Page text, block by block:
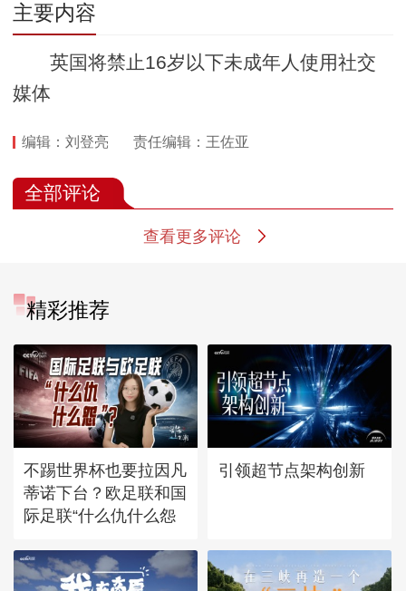
主要内容
英国将禁止16岁以下未成年人使用社交
媒体
编辑：刘登亮 责任编辑：王佐亚
全部评论
查看更多评论
精彩推荐
不踢世界杯也要拉因凡
蒂诺下台？欧足联和国
际足联“什么仇什么怨
引领超节点架构创新